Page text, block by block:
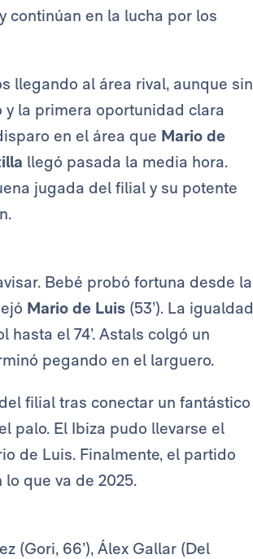
continúan en la lucha por los
llegando al área rival, aunque sin
la primera oportunidad clara
en el área que Mario de
llegó pasada la media hora.
jugada del filial y su potente
Bebé probó fortuna desde la
Mario de Luis (53’). La igualdad
el 74’. Astals colgó un
pegando en el larguero.
filial tras conectar un fantástico
palo. El Ibiza pudo llevarse el
de Luis. Finalmente, el partido
que va de 2025.
(Gori, 66’), Álex Gallar (Del